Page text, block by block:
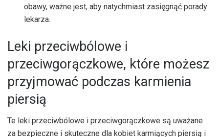
obawy, ważne jest, aby natychmiast zasięgnąć porady
lekarza.
Leki przeciwbólowe i
przeciwgorączkowe, które możesz
przyjmować podczas karmienia
piersią
Te leki przeciwbólowe i przeciwgorączkowe są uważane
za bezpieczne i skuteczne dla kobiet karmiących piersią i